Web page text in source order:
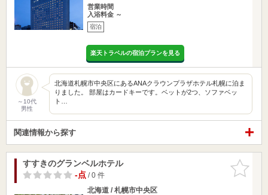
営業時間
入浴料金 ～
宿泊
楽天トラベルの宿泊プランを見る
～10代
男性
北海道札幌市中央区にあるANAクラウンプラザホテル札幌に泊ま
りました。 部屋はカードキーです。ベットが2つ、ソファベッ
ト…
関連情報から探す
お気に入
りに追加
すすきのグランベルホテル
-点/ 0 件
北海道 / 札幌市中央区